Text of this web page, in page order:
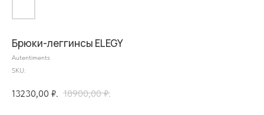
Брюки-леггинсы ELEGY
Autentiments
SKU:
13230,00 ₽. 18900,00 ₽.
на главную